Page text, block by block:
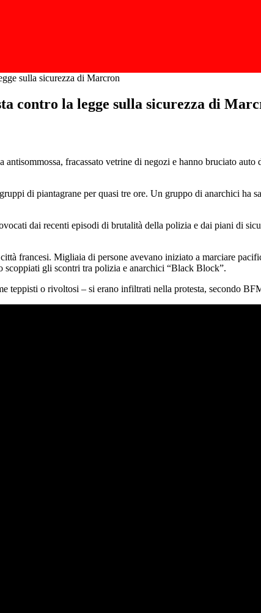
sulla sicurezza di Marcron
contro la legge sulla sicurezza di
fracassato vetrine di negozi e hanno bruciato auto
di piantagrane per quasi tre ore. Un gruppo di anarchici ha
dai recenti episodi di brutalità della polizia e dai piani di
francesi. Migliaia di persone avevano iniziato a marciare
scoppiati gli scontri tra polizia e anarchici “Black Block”.
teppisti o rivoltosi – si erano infiltrati nella protesta, secondo